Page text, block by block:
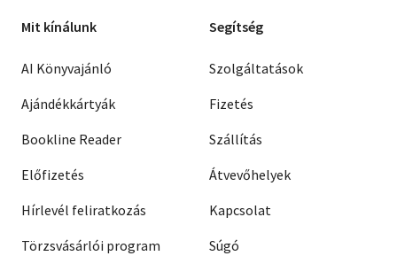
Mit kínálunk
AI Könyvajánló
Ajándékkártyák
Bookline Reader
Előfizetés
Hírlevél feliratkozás
Törzsvásárlói program
Segítség
Szolgáltatások
Fizetés
Szállítás
Átvevőhelyek
Kapcsolat
Súgó